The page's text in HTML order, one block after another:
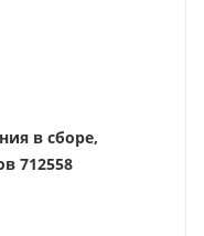
в сборе,
712558